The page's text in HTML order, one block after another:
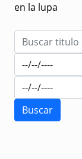
en la lupa